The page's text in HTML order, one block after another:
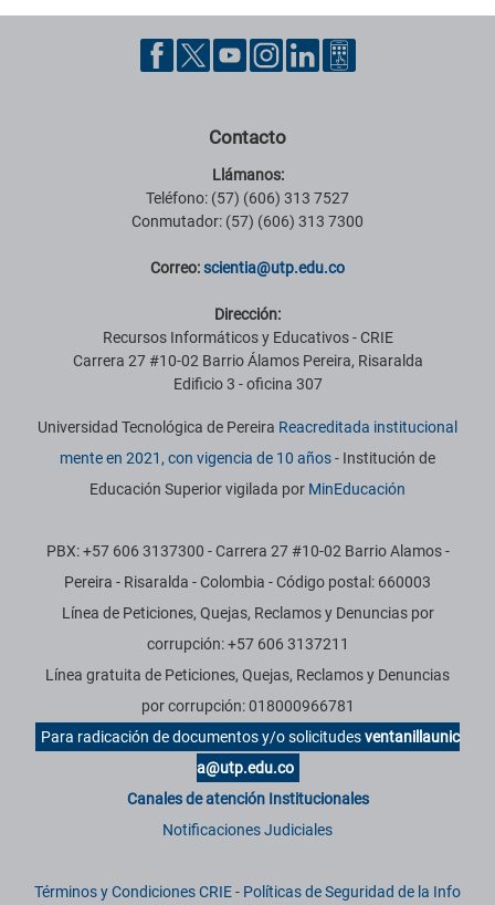
Contacto
Llámanos:
Teléfono: (57) (606) 313 7527
Conmutador: (57) (606) 313 7300
Correo:scientia@utp.edu.co
Dirección:
Recursos Informáticos y Educativos - CRIE
Carrera 27 #10-02 Barrio Álamos Pereira, Risaralda
Edificio 3 - oficina 307
Universidad Tecnológica de Pereira Reacreditada institucional
mente en 2021, con vigencia de 10 años- Institución de
Educación Superior vigilada por MinEducación
PBX: +57 606 3137300 - Carrera 27 #10-02 Barrio Alamos -
Pereira - Risaralda - Colombia - Código postal: 660003
Línea de Peticiones, Quejas, Reclamos y Denuncias por
corrupción: +57 606 3137211
Línea gratuita de Peticiones, Quejas, Reclamos y Denuncias
por corrupción: 018000966781
Para radicación de documentos y/o solicitudesventanillaunic
a@utp.edu.co
Canales de atención Institucionales
Notificaciones Judiciales
Términos y Condiciones CRIE- Políticas de Seguridad de la Info